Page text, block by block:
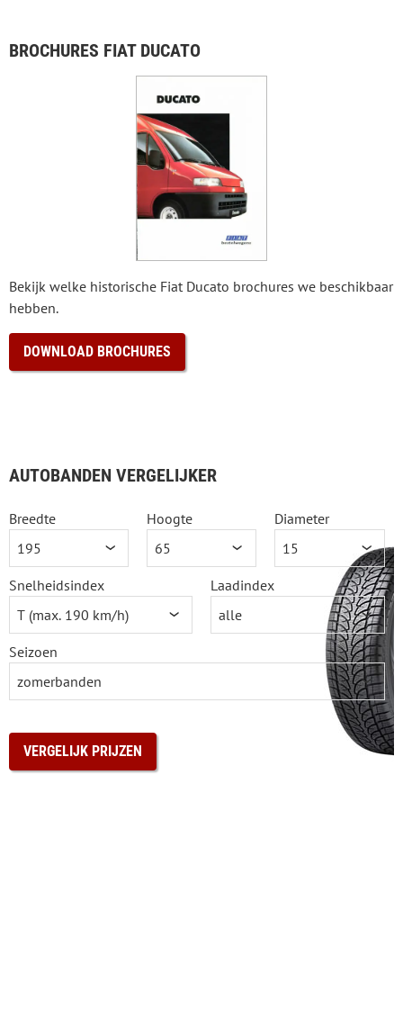
BROCHURES FIAT DUCATO
Bekijk welke historische Fiat Ducato brochures we beschikbaar
hebben.
DOWNLOAD BROCHURES
AUTOBANDEN VERGELIJKER
Breedte Hoogte Diameter
Snelheidsindex Laadindex
Seizoen